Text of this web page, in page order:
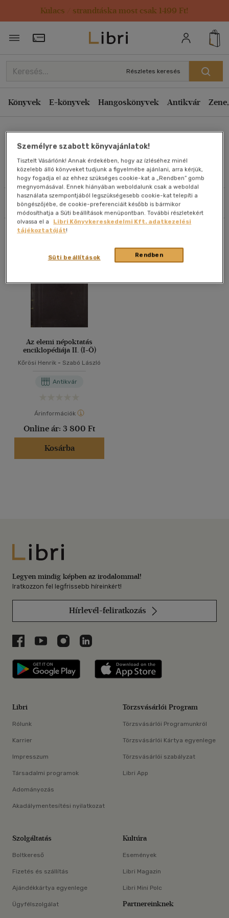
Kulacs / strandtáska most csak 1499 Ft!
Törzsvásárlói Kártya adatai
Részletes keresés
Könyvek E-könyvek Hangoskönyvek Antikvár
Kőrösi Henrik
Művei
Szűrés Rendezés
Rendezés
Kiadás éve szerint csökkenő
Ár szerint csökkenő
Eladott darabszám szerint csökkenő
Eladott darabszám szerint növekvő
Cím szerint A-Z
Szerző szerint A-Z
Megjelenítés
20 db / oldal
Alkalmaz
Az elemi népoktatás
enciklopédiája II. (I-Ö)
Kőrösi Henrik - Szabó László
Antikvár
Árinformációk
Online ár: 3 800 Ft
Kosárba
Libri
Legyen mindig képben az irodalommal!
Iratkozzon fel legfrissebb híreinkért!
Hírlevél-feliratkozás
Libri a Facebookon
Libri a Youtube-on
Libri az Instagramon
Libri a LinkedInen
Libri applikáció Szerezd meg: Google
Libri
Rólunk
Karrier
Impresszum
Társadalmi programok
Adományozás
Akadálymentesítési nyilatkozat
Törzsvásárlói Program
Törzsvásárlói Programunkról
Törzsvásárlói Kártya egyenlege
Törzsvásárlói szabályzat
Libri App
Szolgáltatás
Boltkereső
Fizetés és szállítás
Ajándékkártya egyenlege
Ügyfélszolgálat
Kultúra
Események
Libri Magazin
Libri Mini Polc
Partnereinknek
Személyre szabott könyvajánlatok!
Tisztelt Vásárlónk! Annak érdekében, hogy az ízléséhez minél
közelebb álló könyveket tudjunk a figyelmébe ajánlani, arra kérjük,
hogy fogadja el az ehhez szükséges cookie-kat a „Rendben” gomb
megnyomásával. Ennek hiányában weboldalunk csak a weboldal
használata szempontjából legszükségesebb cookie-kat telepíti a
böngészőjébe, de cookie-preferenciáit később is bármikor
módosíthatja a Süti beállítások menüpontban. További részletekért
olvassa el a
Libri Könyvkereskedelmi Kft. adatkezelési
tájékoztatóját!
Rendben
Süti beállítások